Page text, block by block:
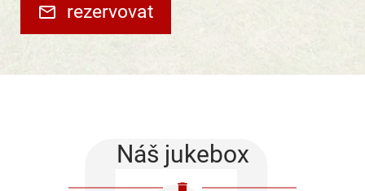
rezervovat
Náš jukebox